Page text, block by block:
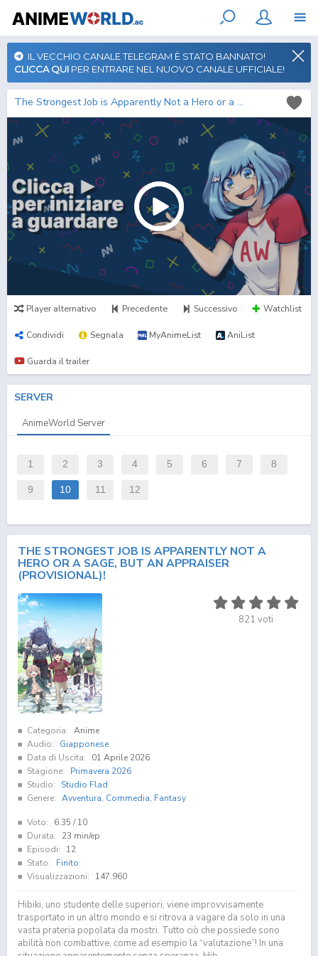
IL VECCHIO CANALE TELEGRAM È STATO BANNATO!
CLICCA QUI PER ENTRARE NEL NUOVO CANALE UFFICIALE!
The Strongest Job is Apparently Not a Hero or a Sage, but an Appraiser (Provisional)!
Player alternativo Precedente Successivo Watchlist
Condividi Segnala MyAnimeList AniList
Guarda il trailer
SERVER
AnimeWorld Server
1 2 3 4 5 6 7 8
9 10 11 12
THE STRONGEST JOB IS APPARENTLY NOT A
HERO OR A SAGE, BUT AN APPRAISER
(PROVISIONAL)!
821 voti
Categoria: Anime
Audio:
Giapponese
Data di Uscita:
01 Aprile 2026
Stagione:
Primavera 2026
Studio:
Studio Flad
Genere: Avventura, Commedia, Fantasy
Voto: 6.35 / 10
Durata:
23 min/ep
Episodi:
12
Stato:
Finito
Visualizzazioni:
147.960
Hibiki, uno studente delle superiori, viene improvvisamente
trasportato in un altro mondo e si ritrova a vagare da solo in una
vasta prateria popolata da mostri. Tutto ciò che possiede sono
abilità non combattive, come ad esempio la “valutazione”! In una